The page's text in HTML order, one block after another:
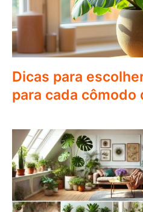
Dicas para
para cada cômodo